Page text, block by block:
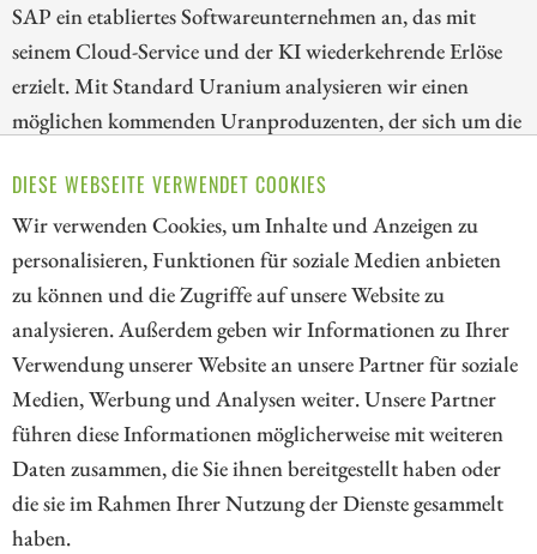
DIESE WEBSEITE VERWENDET COOKIES
Wir verwenden Cookies, um Inhalte und Anzeigen zu
personalisieren, Funktionen für soziale Medien anbieten
zu können und die Zugriffe auf unsere Website zu
analysieren. Außerdem geben wir Informationen zu Ihrer
Verwendung unserer Website an unsere Partner für soziale
Medien, Werbung und Analysen weiter. Unsere Partner
führen diese Informationen möglicherweise mit weiteren
Daten zusammen, die Sie ihnen bereitgestellt haben oder
die sie im Rahmen Ihrer Nutzung der Dienste gesammelt
haben.
SAP ein etabliertes Softwareunternehmen an, das mit
seinem Cloud-Service und der KI wiederkehrende Erlöse
erzielt. Mit Standard Uranium analysieren wir einen
möglichen kommenden Uranproduzenten, der sich um die
Amazon, das die physische Infrastruktur baut und auch
selbst plant, mittels SMRs seine Energie selbst herzustellen.
ZUM KOMMENTAR
// kapitalerhoehungen.de - © 2026 - Die Informationsplattform für
Investoren und Unternehmen rund um Kapitalerhöhung, Kapitalmarkt
und Unternehmensfinanzierung